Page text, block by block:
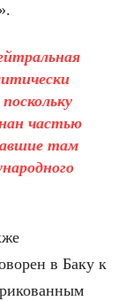
частью
там
в Баку к